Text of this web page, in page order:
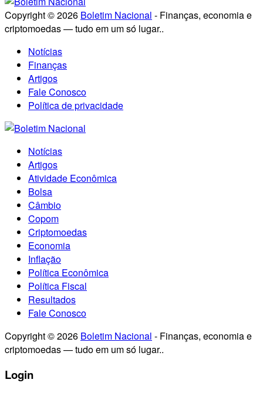
Copyright © 2026 Boletim Nacional - Finanças, economia e
criptomoedas — tudo em um só lugar..
Notícias
Finanças
Artigos
Fale Conosco
Política de privacidade
Notícias
Artigos
Atividade Econômica
Bolsa
Câmbio
Copom
Criptomoedas
Economia
Inflação
Política Econômica
Política Fiscal
Resultados
Fale Conosco
Copyright © 2026 Boletim Nacional - Finanças, economia e
criptomoedas — tudo em um só lugar..
Login